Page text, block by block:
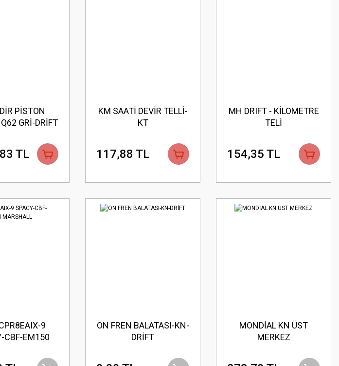
PİSTON
GRİ-DRİFT
TL
KM SAATİ DEVİR TELLİ-
KT
117,88 TL
MH DRIFT - KİLOMETRE
TELİ
154,35 TL
9
CBF-EM150
ÖN FREN BALATASI-KN-
DRİFT
MONDİAL KN ÜST
MERKEZ